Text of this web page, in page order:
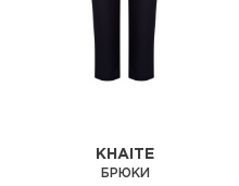
KHAITE
БРЮКИ